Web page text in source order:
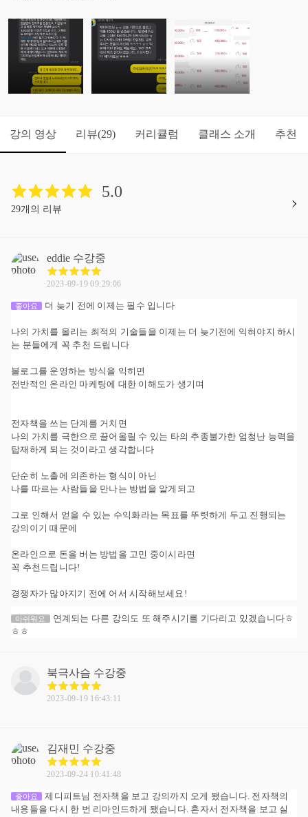
강의 영상 리뷰(29) 커리큘럼 클래스 소개 추천
5.0
29개의 리뷰
eddie 수강중
2023-09-19 09:29:06
좋아요 더 늦기 전에 이제는 필수 입니다
나의 가치를 올리는 최적의 기술들을 이제는 더 늦기전에 익혀야지 하시
는 분들에게 꼭 추천 드립니다
블로그를 운영하는 방식을 익히면
전반적인 온라인 마케팅에 대한 이해도가 생기며
전자책을 쓰는 단계를 거치면
나의 가치를 극한으로 끌어올릴 수 있는 타의 추종불가한 엄청난 능력을
탑재하게 되는 것이라고 생각합니다
단순히 노출에 의존하는 형식이 아닌
나를 따르는 사람들을 만나는 방법을 알게되고
그로 인해서 얻을 수 있는 수익화라는 목표를 뚜렷하게 두고 진행되는
강의이기 때문에
온라인으로 돈을 버는 방법을 고민 중이시라면
꼭 추천드립니다!
경쟁자가 많아지기 전에 어서 시작해보세요!
아쉬워요
연계되는 다른 강의도 또 해주시기를 기다리고 있겠습니다ㅎ
ㅎㅎ
북극사슴 수강중
2023-09-19 16:43:11
김재민 수강중
2023-09-24 10:41:48
좋아요
제디피트님 전자책을 보고 강의까지 오게 됐습니다. 전자책의
내용들을 다시 한 번 리마인드하게 됐습니다. 혼자서 전자책을 보고 실